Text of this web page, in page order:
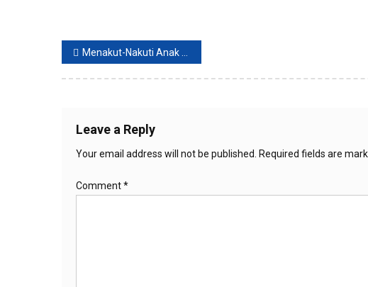
Post
navigation
Menakut-Nakuti Anak Jangan Dilakukan, ini 3 Dampak Buruknya
Leave a Reply
Your email address will not be published. Required fields are
Comment*